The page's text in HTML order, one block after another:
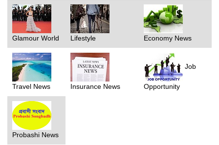
Glamour World Lifestyle Economy News
Travel News Insurance News
Job
Opportunity
Probashi News